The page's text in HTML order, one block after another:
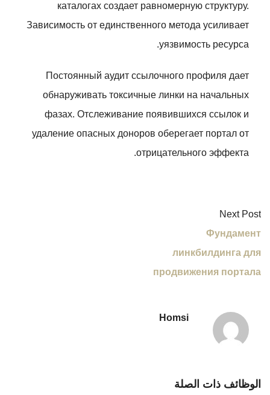
каталогах создает равномерную структуру.
Зависимость от единственного метода усиливает
уязвимость ресурса.
Постоянный аудит ссылочного профиля дает
обнаруживать токсичные линки на начальных
фазах. Отслеживание появившихся ссылок и
удаление опасных доноров оберегает портал от
отрицательного эффекта.
Next Post
Фундамент
линкбилдинга для
продвижения портала
Homsi
الوظائف ذات الصلة